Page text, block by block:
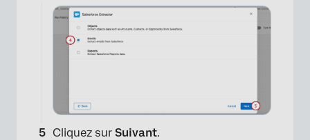
Cliquez sur Suivant.